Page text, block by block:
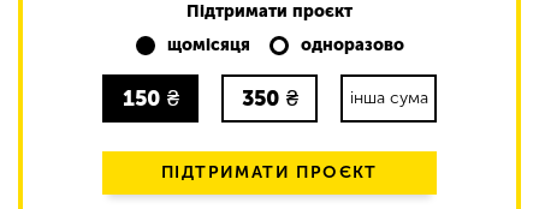
Підтримати проєкт
щомісяця
одноразово
150 ₴ 350 ₴ інша сума
ПІДТРИМАТИ ПРОЄКТ